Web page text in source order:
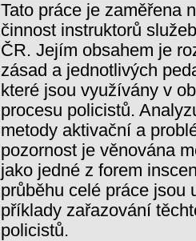
Tato práce je zaměřena
činnost instruktorů
ČR. Jejím obsahem je
zásad a jednotlivých
které jsou využívány v
procesu policistů.
metody aktivační a
pozornost je věnována
jako jedné z forem
průběhu celé práce jsou
příklady zařazování
policistů.